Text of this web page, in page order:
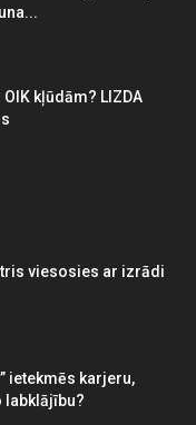
kļūdām? LIZDA
viesosies ar izrādi
ietekmēs karjeru,
labklājību?